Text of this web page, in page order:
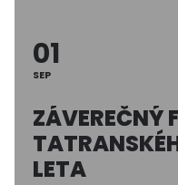
01
SEP
ZÁVEREČNÝ
LETA